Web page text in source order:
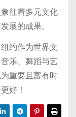
征着多元文化
展的成果。
约作为世界文
乐、舞蹈与艺
重要且富有时
好！